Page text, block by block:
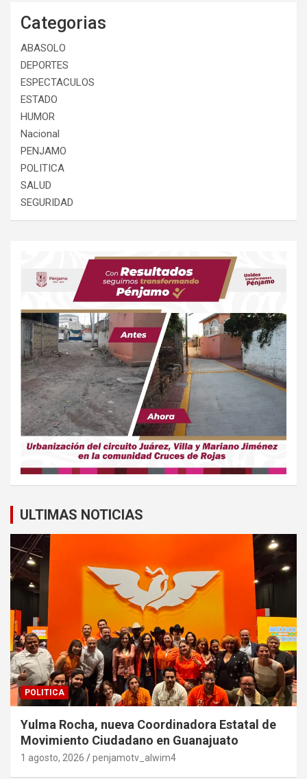
Categorias
ABASOLO
DEPORTES
ESPECTACULOS
ESTADO
HUMOR
Nacional
PENJAMO
POLITICA
SALUD
SEGURIDAD
ULTIMAS NOTICIAS
POLITICA
Yulma Rocha, nueva Coordinadora Estatal de
Movimiento Ciudadano en Guanajuato
1 agosto, 2026 penjamotv_alwim4